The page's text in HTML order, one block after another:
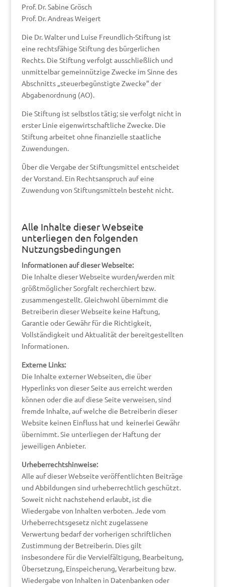
Prof. Dr. Sabine Grösch
Prof. Dr. Andreas Weigert
Die Dr. Walter und Luise Freundlich-Stiftung ist
eine rechtsfähige Stiftung des bürgerlichen
Rechts. Die Stiftung verfolgt ausschließlich und
unmittelbar gemeinnützige Zwecke im Sinne des
Abschnitts „steuerbegünstigte Zwecke“ der
Abgabenordnung (AO).
Die Stiftung ist selbstlos tätig; sie verfolgt nicht in
erster Linie eigenwirtschaftliche Zwecke. Die
Stiftung arbeitet ohne finanzielle staatliche
Zuwendungen.
Über die Vergabe der Stiftungsmittel entscheidet
der Vorstand. Ein Rechtsanspruch auf eine
Zuwendung von Stiftungsmitteln besteht nicht.
Alle Inhalte dieser Webseite
unterliegen den folgenden
Nutzungsbedingungen
Informationen auf dieser Webseite:
Die Inhalte dieser Webseite wurden/werden mit
größtmöglicher Sorgfalt recherchiert bzw.
zusammengestellt. Gleichwohl übernimmt die
Betreiberin dieser Webseite keine Haftung,
Garantie oder Gewähr für die Richtigkeit,
Vollständigkeit und Aktualität der bereitgestellten
Informationen.
Externe Links:
Die Inhalte externer Webseiten, die über
Hyperlinks von dieser Seite aus erreicht werden
können oder die auf diese Seite verweisen, sind
fremde Inhalte, auf welche die Betreiberin dieser
Website keinen Einfluss hat und keinerlei Gewähr
übernimmt. Sie unterliegen der Haftung der
jeweiligen Anbieter.
Urheberrechtshinweise:
Alle auf dieser Webseite veröffentlichten Beiträge
und Abbildungen sind urheberrechtlich geschützt.
Soweit nicht nachstehend erlaubt, ist die
Wiedergabe von Inhalten verboten. Jede vom
Urheberrechtsgesetz nicht zugelassene
Verwertung bedarf der vorherigen schriftlichen
Zustimmung der Betreiberin. Dies gilt
insbesondere für die Vervielfältigung, Bearbeitung,
Übersetzung, Einspeicherung, Verarbeitung bzw.
Wiedergabe von Inhalten in Datenbanken oder